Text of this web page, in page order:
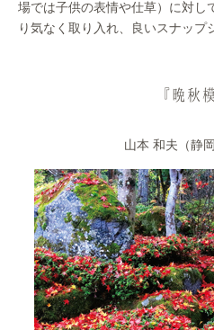
場では子供の表情や仕草）に対し
り気なく取り入れ、良いスナップ
『晩秋
山本 和夫（静